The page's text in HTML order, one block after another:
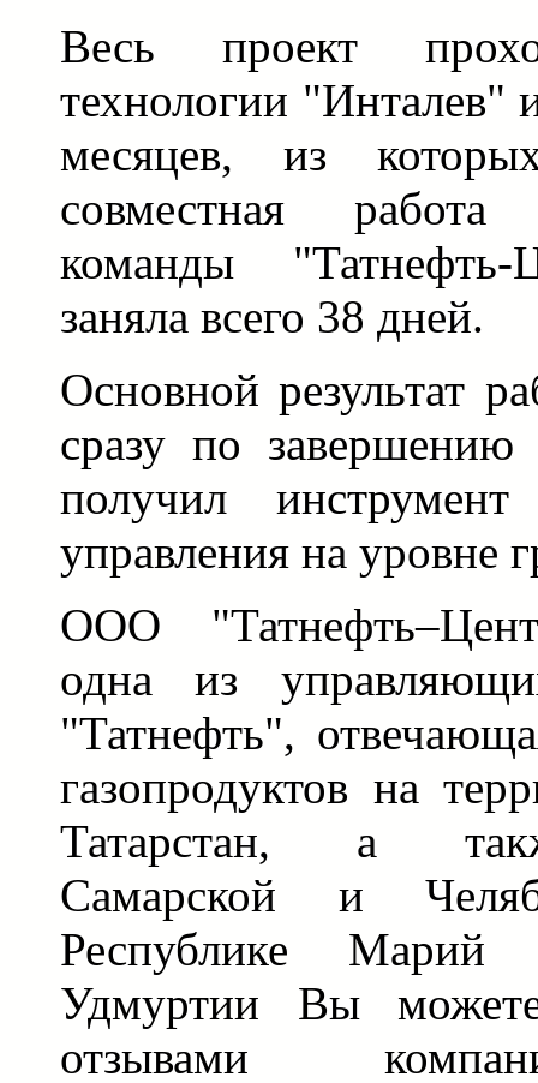
Весь проект
технологии "Инталев"
месяцев, из
совместная
команды "Татнефть-
заняла всего 38 дней.
Основной результат
сразу по завершению
получил
управления на уровне
ООО
одна из
"Татнефть",
газопродуктов на
Татарстан, а
Самарской и
Республике
Удмуртии Вы
отзывами